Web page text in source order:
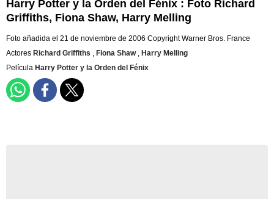
Harry Potter y la Orden del Fénix : Foto Richard
Griffiths, Fiona Shaw, Harry Melling
Foto añadida el 21 de noviembre de 2006 Copyright Warner Bros. France
Actores Richard Griffiths , Fiona Shaw , Harry Melling
Película Harry Potter y la Orden del Fénix